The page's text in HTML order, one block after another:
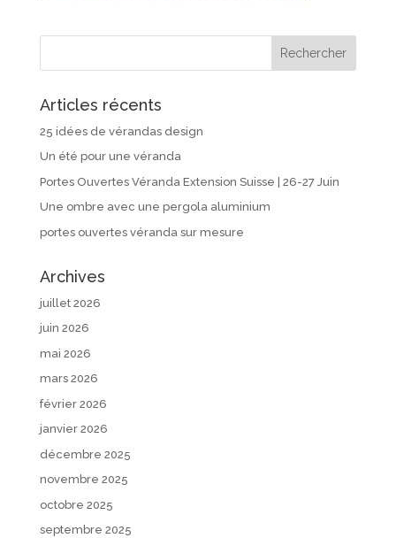
Articles récents
25 idées de vérandas design
Un été pour une véranda
Portes Ouvertes Véranda Extension Suisse | 26-27 Juin
Une ombre avec une pergola aluminium
portes ouvertes véranda sur mesure
Archives
juillet 2026
juin 2026
mai 2026
mars 2026
février 2026
janvier 2026
décembre 2025
novembre 2025
octobre 2025
septembre 2025